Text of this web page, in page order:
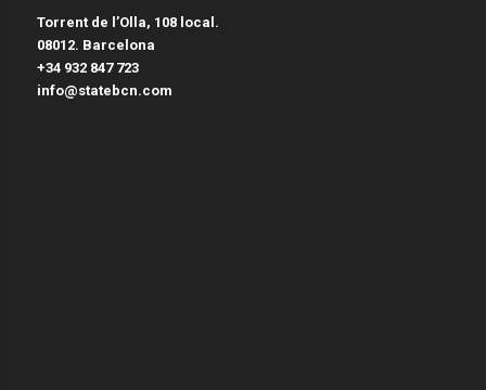
Torrent de l’Olla, 108 local.
08012. Barcelona
+34 932 847 723
info@statebcn.com